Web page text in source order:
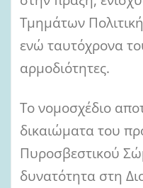
Τμημάτων
ενώ ταυτόχρονα
αρμοδιότητες.
Το νομοσχέδιο
δικαιώματα του
Πυροσβεστικού
δυνατότητα στη